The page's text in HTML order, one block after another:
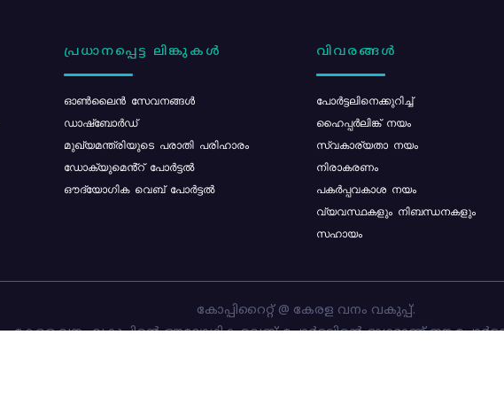
പ്രധാനപ്പെട്ട ലിങ്കുകൾ
ഓൺലൈൻ സേവനങ്ങൾ
ഡാഷ്ബോർഡ്
മുഖ്യമന്ത്രിയുടെ പരാതി പരിഹാരം
ഡോക്യുമെൻ്റ് പോർട്ടൽ
ഔദ്യോഗിക വെബ് പോർട്ടൽ
വിവരങ്ങൾ
പോര്‍ട്ടലിനെക്കുറിച്ച്
ഹൈപ്പർലിങ്ക് നയം
സ്വകാര്യതാ നയം
നിരാകരണം
പകർപ്പവകാശ നയം
വ്യവസ്ഥകളും നിബന്ധനകളും
സഹായം
കോപ്പിറൈറ്റ് @ കേരള വനം വകുപ്പ്.
കേരള വനം വകുപ്പിന്റെ ഔദ്യോഗിക വെബ്-പോർട്ടലിന്റെ ഭാഗമാണ് ഈ